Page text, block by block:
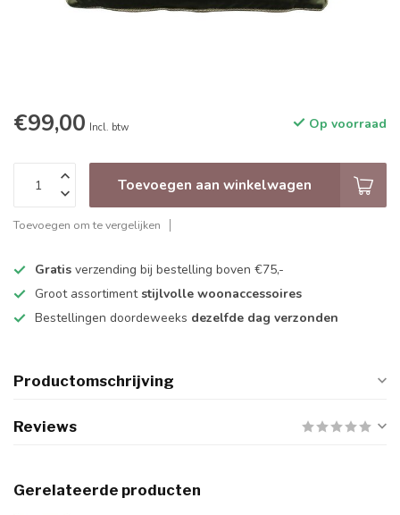
€99,00 Incl. btw Op voorraad
Toevoegen aan winkelwagen
Toevoegen om te vergelijken
Gratis verzending bij bestelling boven €75,-
Groot assortiment stijlvolle woonaccessoires
Bestellingen doordeweeks dezelfde dag verzonden
Productomschrijving
Reviews
Gerelateerde producten